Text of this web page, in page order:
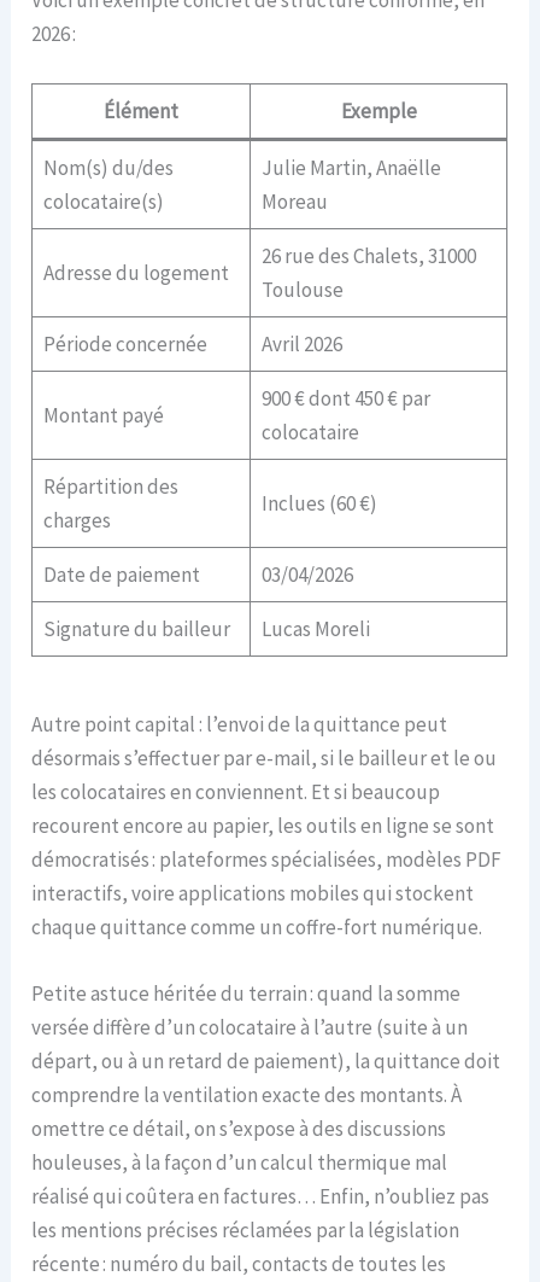
2026 :
Élément Exemple
Nom(s) du/des
colocataire(s)
Julie Martin, Anaëlle
Moreau
Adresse du logement
26 rue des Chalets, 31000
Toulouse
Période concernée Avril 2026
Montant payé
900 € dont 450 € par
colocataire
Répartition des
charges
Inclues (60 €)
Date de paiement 03/04/2026
Signature du bailleur Lucas Moreli
Autre point capital : l’envoi de la quittance peut
désormais s’effectuer par e-mail, si le bailleur et le ou
les colocataires en conviennent. Et si beaucoup
recourent encore au papier, les outils en ligne se sont
démocratisés : plateformes spécialisées, modèles PDF
interactifs, voire applications mobiles qui stockent
chaque quittance comme un coffre-fort numérique.
Petite astuce héritée du terrain : quand la somme
versée diffère d’un colocataire à l’autre (suite à un
départ, ou à un retard de paiement), la quittance doit
comprendre la ventilation exacte des montants. À
omettre ce détail, on s’expose à des discussions
houleuses, à la façon d’un calcul thermique mal
réalisé qui coûtera en factures… Enfin, n’oubliez pas
les mentions précises réclamées par la législation
récente : numéro du bail, contacts de toutes les